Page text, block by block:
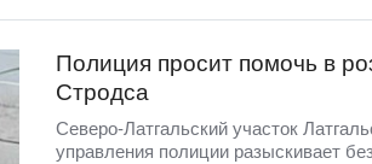
Полиция просит помочь в
Стродса
Северо-Латгальский участок
управления полиции разыскивает